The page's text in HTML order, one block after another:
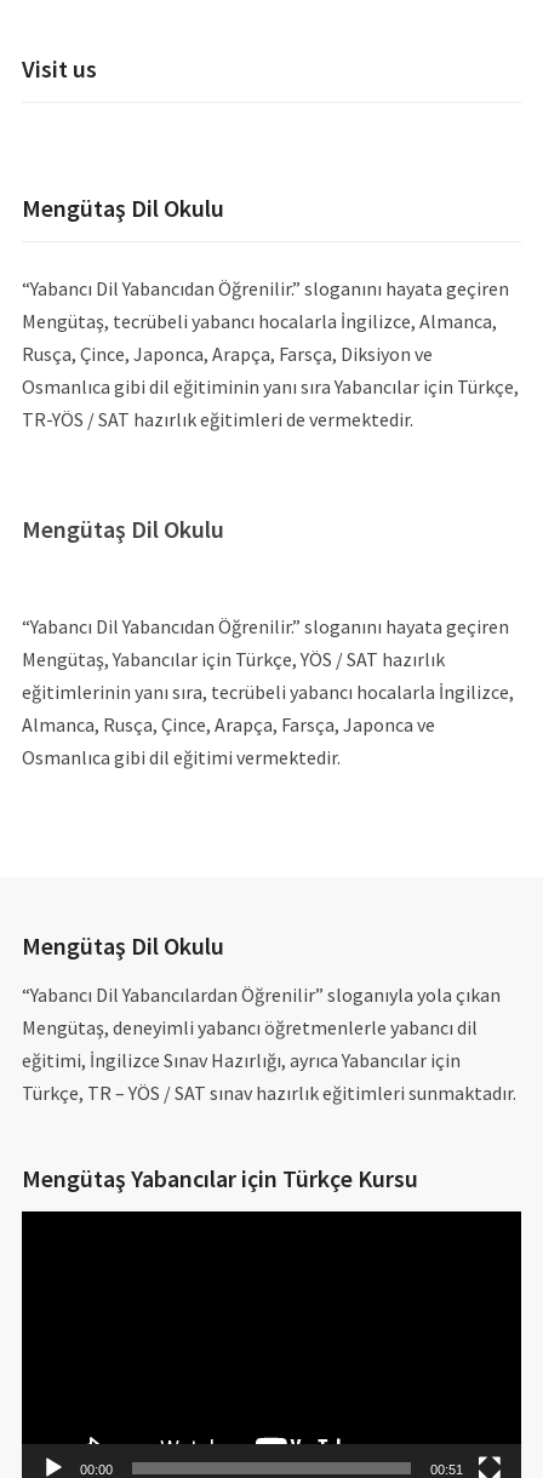
Visit us
Mengütaş Dil Okulu
“Yabancı Dil Yabancıdan Öğrenilir.” sloganını hayata geçiren
Mengütaş, tecrübeli yabancı hocalarla İngilizce, Almanca,
Rusça, Çince, Japonca, Arapça, Farsça, Diksiyon ve
Osmanlıca gibi dil eğitiminin yanı sıra Yabancılar için Türkçe,
TR-YÖS / SAT hazırlık eğitimleri de vermektedir.
Mengütaş Dil Okulu
“Yabancı Dil Yabancıdan Öğrenilir.” sloganını hayata geçiren
Mengütaş, Yabancılar için Türkçe, YÖS / SAT hazırlık
eğitimlerinin yanı sıra, tecrübeli yabancı hocalarla İngilizce,
Almanca, Rusça, Çince, Arapça, Farsça, Japonca ve
Osmanlıca gibi dil eğitimi vermektedir.
Mengütaş Dil Okulu
“Yabancı Dil Yabancılardan Öğrenilir” sloganıyla yola çıkan
Mengütaş, deneyimli yabancı öğretmenlerle yabancı dil
eğitimi, İngilizce Sınav Hazırlığı, ayrıca Yabancılar için
Türkçe, TR – YÖS / SAT sınav hazırlık eğitimleri sunmaktadır.
Mengütaş Yabancılar için Türkçe Kursu
00:00 00:51